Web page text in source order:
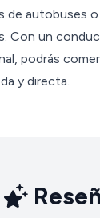
de autobuses
Con un
podrás
y directa.